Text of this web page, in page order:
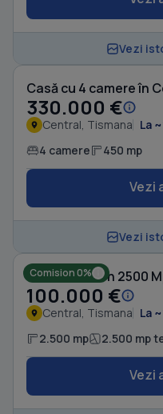
Vezi
Casă cu 4 camere în
330.000 €
Central, Tismana La
4 camere 450 mp
Vezi
Vezi
Comision 0%
Casă cu Teren 2500
100.000 €
Central, Tismana La
2.500 mp 2.500 mp
Vezi